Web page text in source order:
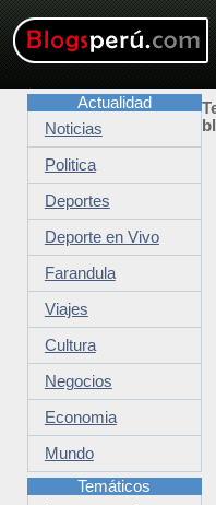
Actualidad
Noticias
Politica
Deportes
Deporte en Vivo
Farandula
Viajes
Cultura
Negocios
Economia
Mundo
Temáticos